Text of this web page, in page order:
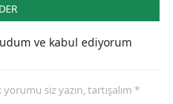
ve kabul ediyorum
siz yazın, tartışalım *